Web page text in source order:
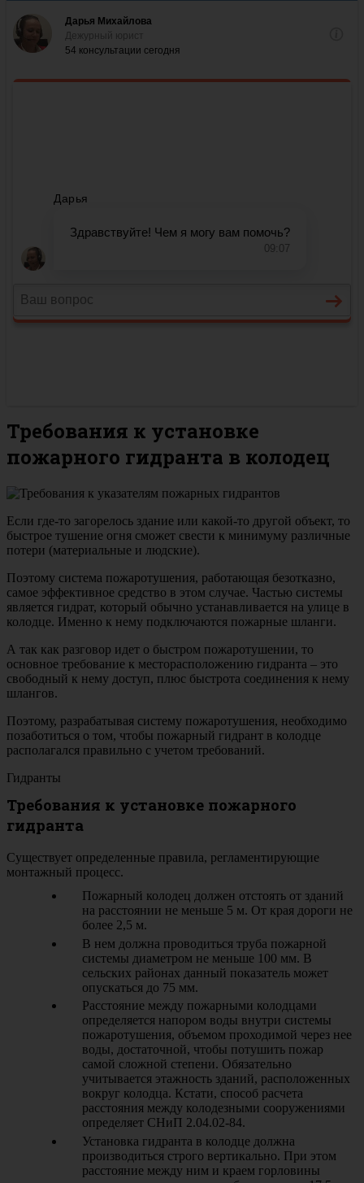
Требования к установке
пожарного гидранта в колодец
Если где-то загорелось здание или какой-то другой объект, то
быстрое тушение огня сможет свести к минимуму различные
потери (материальные и людские).
Поэтому система пожаротушения, работающая безотказно,
самое эффективное средство в этом случае. Частью системы
является гидрат, который обычно устанавливается на улице в
колодце. Именно к нему подключаются пожарные шланги.
А так как разговор идет о быстром пожаротушении, то
основное требование к месторасположению гидранта – это
свободный к нему доступ, плюс быстрота соединения к нему
шлангов.
Поэтому, разрабатывая систему пожаротушения, необходимо
позаботиться о том, чтобы пожарный гидрант в колодце
располагался правильно с учетом требований.
Гидранты
Требования к установке пожарного
гидранта
Существует определенные правила, регламентирующие
монтажный процесс.
Пожарный колодец должен отстоять от зданий
на расстоянии не меньше 5 м. От края дороги не
более 2,5 м.
В нем должна проводиться труба пожарной
системы диаметром не меньше 100 мм. В
сельских районах данный показатель может
опускаться до 75 мм.
Расстояние между пожарными колодцами
определяется напором воды внутри системы
пожаротушения, объемом проходимой через нее
воды, достаточной, чтобы потушить пожар
самой сложной степени. Обязательно
учитывается этажность зданий, расположенных
вокруг колодца. Кстати, способ расчета
расстояния между колодезными сооружениями
определяет СНиП 2.04.02-84.
Установка гидранта в колодце должна
производиться строго вертикально. При этом
расстояние между ним и краем горловины